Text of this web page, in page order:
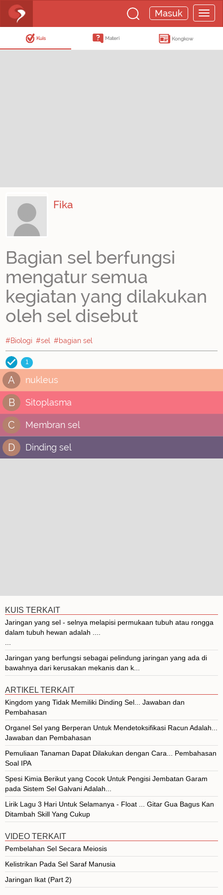
Masuk
Kuis Materi Kongkow
Fika
Bagian sel berfungsi
mengatur semua
kegiatan yang dilakukan
oleh sel disebut
#Biologi #sel #bagian sel
1
A nukleus
B Sitoplasma
C Membran sel
D Dinding sel
KUIS TERKAIT
Jaringan yang sel - selnya melapisi permukaan tubuh atau rongga
dalam tubuh hewan adalah ....
Jaringan yang berfungsi sebagai pelindung jaringan yang ada di
bawahnya dari kerusakan mekanis dan k...
ARTIKEL TERKAIT
Kingdom yang Tidak Memiliki Dinding Sel... Jawaban dan
Pembahasan
Organel Sel yang Berperan Untuk Mendetoksifikasi Racun Adalah...
Jawaban dan Pembahasan
Pemuliaan Tanaman Dapat Dilakukan dengan Cara... Pembahasan
Soal IPA
Spesi Kimia Berikut yang Cocok Untuk Pengisi Jembatan Garam
pada Sistem Sel Galvani Adalah...
Lirik Lagu 3 Hari Untuk Selamanya - Float ... Gitar Gua Bagus Kan
Ditambah Skill Yang Cukup
VIDEO TERKAIT
Pembelahan Sel Secara Meiosis
Kelistrikan Pada Sel Saraf Manusia
Jaringan Ikat (Part 2)